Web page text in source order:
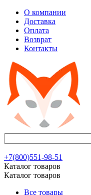
О компании
Доставка
Оплата
Возврат
Контакты
+7(800)551-98-51
Каталог товаров
Каталог товаров
Все товары